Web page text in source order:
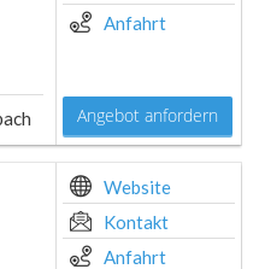
Anfahrt
Angebot anfordern
Website
Kontakt
Anfahrt